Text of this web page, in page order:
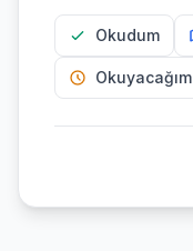
Okudum
Okuyacağım